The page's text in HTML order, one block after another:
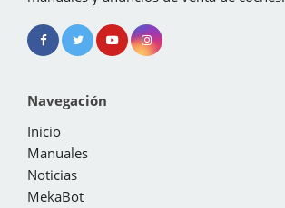
Navegación
Inicio
Manuales
Noticias
MekaBot